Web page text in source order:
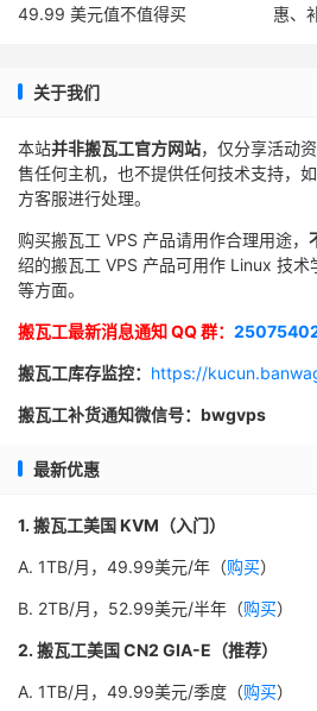
49.99 美元值不值得买
惠、
关于我们
本站并非搬瓦工官方网站，仅分享活动
售任何主机，也不提供任何技术支持，
方客服进行处理。
购买搬瓦工 VPS 产品请用作合理用途，
绍的搬瓦工 VPS 产品可用作 Linux 技
等方面。
搬瓦工最新消息通知 QQ 群：
搬瓦工库存监控： https://
搬瓦工补货通知微信号：bwgvps
最新优惠
1. 搬瓦工美国 KVM（入门）
A. 1TB/月，49.99美元/年（购买）
B. 2TB/月，52.99美元/半年（购买）
2. 搬瓦工美国 CN2 GIA-E（推荐）
A. 1TB/月，49.99美元/季度（购买）